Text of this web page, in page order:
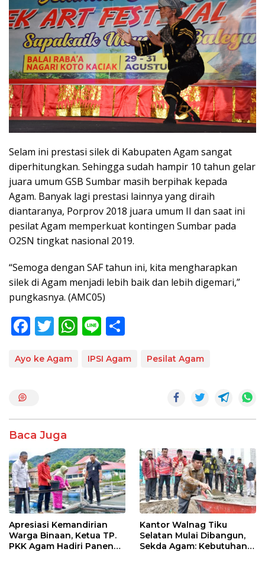
Selam ini prestasi silek di Kabupaten Agam sangat
diperhitungkan. Sehingga sudah hampir 10 tahun gelar
juara umum GSB Sumbar masih berpihak kepada
Agam. Banyak lagi prestasi lainnya yang diraih
diantaranya, Porprov 2018 juara umum II dan saat ini
pesilat Agam memperkuat kontingen Sumbar pada
O2SN tingkat nasional 2019.
“Semoga dengan SAF tahun ini, kita mengharapkan
silek di Agam menjadi lebih baik dan lebih digemari,”
pungkasnya. (AMC05)
F
ac
e
o
k
T
w
itt
W
h
at
p
Li
n
e ar
Ayo ke Agam IPSI Agam Pesilat Agam
Baca Juga
Apresiasi Kemandirian
Warga Binaan, Ketua TP.
PKK Agam Hadiri Panen
Kantor Walnag Tiku
Selatan Mulai Dibangun,
Sekda Agam: Kebutuhan